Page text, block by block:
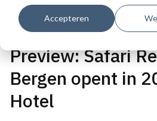
Accepteren
Tags:hotels,nieuwe-zaken,
Gepubliceerd op: 24 oktober
Preview: Safari
Bergen opent in
Hotel